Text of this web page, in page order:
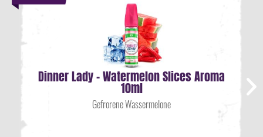
Dinner Lady - Watermelon Slices Aroma
10ml
Gefrorene Wassermelone